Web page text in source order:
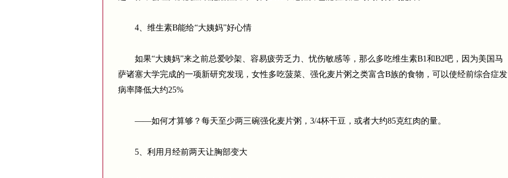
4、维生素B能给“大姨妈”好心情
如果“大姨妈”来之前总爱吵架、容易疲劳乏力、忧伤敏感等，那么多吃维生素B1和B2吧，因为美国马
萨诸塞大学完成的一项新研究发现，女性多吃菠菜、强化麦片粥之类富含B族的食物，可以使经前综合症发
病率降低大约25%
——如何才算够？每天至少两三碗强化麦片粥，3/4杯干豆，或者大约85克红肉的量。
5、利用月经前两天让胸部变大